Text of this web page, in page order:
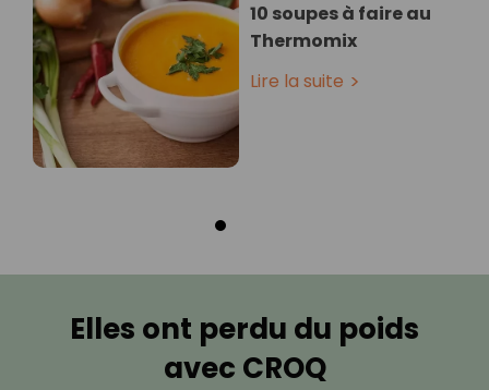
10 soupes à faire au
Thermomix
Lire la suite
Elles ont perdu du poids
avec CROQ